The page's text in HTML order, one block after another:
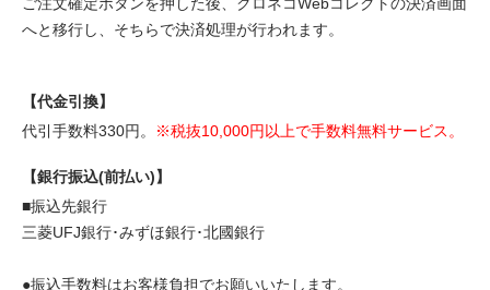
へと移行し、そちらで決済処理が行われます。
【代金引換】
代引手数料330円。
※税抜10,000円以上で手数料無料サービス。
【銀行振込(前払い)】
■振込先銀行
三菱UFJ銀行･みずほ銀行･北國銀行
●振込手数料はお客様負担でお願いいたします。